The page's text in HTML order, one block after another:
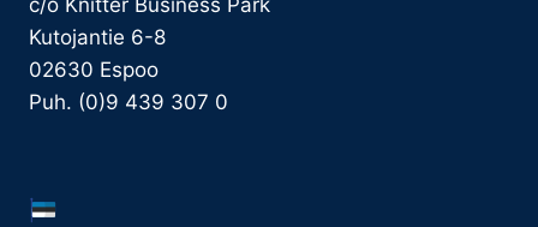
c/o Knitter Business Park
Kutojantie 6-8
02630 Espoo
Puh. (0)9 439 307 0